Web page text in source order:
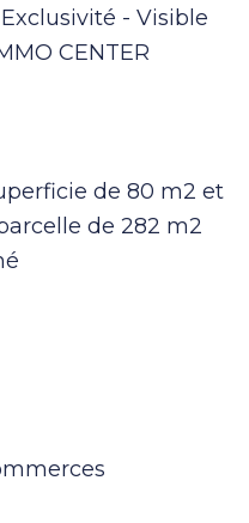
- Visible
CENTER
de 80 m2 et
de 282 m2